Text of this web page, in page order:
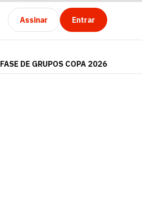
Assinar Entrar
FASE DE GRUPOS COPA 2026